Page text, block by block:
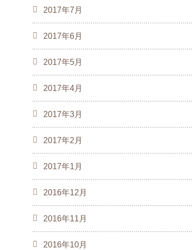
2017年7月
2017年6月
2017年5月
2017年4月
2017年3月
2017年2月
2017年1月
2016年12月
2016年11月
2016年10月